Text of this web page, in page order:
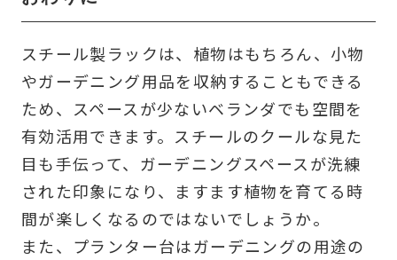
スチール製ラックは、植物はもちろん、小物
やガーデニング用品を収納することもできる
ため、スペースが少ないベランダでも空間を
有効活用できます。スチールのクールな見た
目も手伝って、ガーデニングスペースが洗練
された印象になり、ますます植物を育てる時
間が楽しくなるのではないでしょうか。
また、プランター台はガーデニングの用途の